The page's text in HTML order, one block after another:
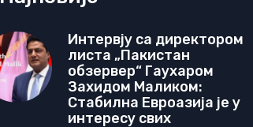
Интервју са директором
листа „Пакистан
обзервер“ Гаухаром
Захидом Маликом:
Стабилна Евроазија је у
интересу свих